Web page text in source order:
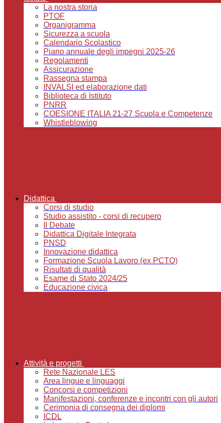
La nostra storia
PTOF
Organigramma
Sicurezza a scuola
Calendario Scolastico
Piano annuale degli impegni 2025-26
Regolamenti
Assicurazione
Rassegna stampa
INVALSI ed elaborazione dati
Biblioteca di Istituto
PNRR
COESIONE ITALIA 21-27 Scuola e Competenze
Whistleblowing
Didattica
Corsi di studio
Studio assistito - corsi di recupero
Il Debate
Didattica Digitale Integrata
PNSD
Innovazione didattica
Formazione Scuola Lavoro (ex PCTO)
Risultati di qualità
Esame di Stato 2024/25
Educazione civica
Attività e progetti
Rete Nazionale LES
Area lingue e linguaggi
Concorsi e competizioni
Manifestazioni, conferenze e incontri con gli autori
Cerimonia di consegna dei diplomi
ICDL